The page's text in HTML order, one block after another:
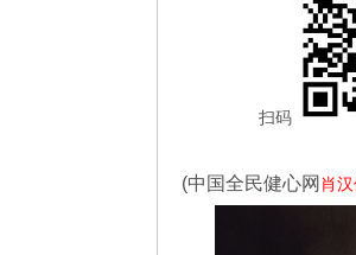
扫码
(中国全民健心网 肖